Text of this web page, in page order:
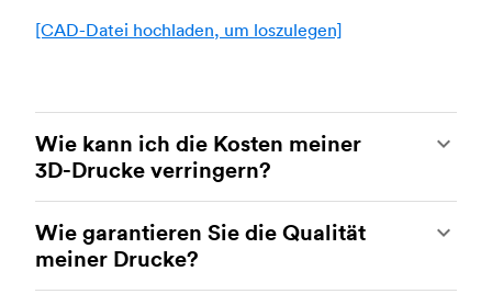
[CAD-Datei hochladen, um loszulegen]
Wie kann ich die Kosten meiner
3D-Drucke verringern?
müssen Sie den Einfluss bestimmter Faktoren auf
die Kosten verstehen. Die wichtigsten
kostenbeeinflussenden Faktoren sind der
Wie garantieren Sie die Qualität
meiner Drucke?